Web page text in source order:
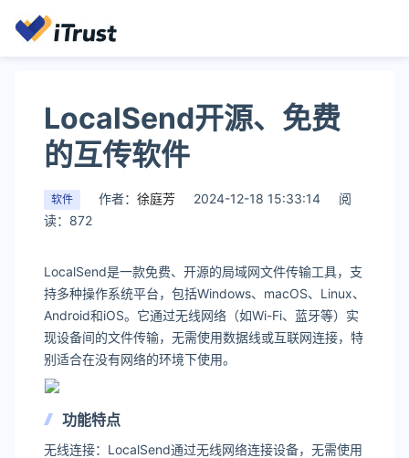
LocalSend开源、免费
的互传软件
软件 作者： 徐庭芳 2024-12-18 15:33:14
阅
读：872
‌LocalSend‌是一款免费、开源的局域网文件传输工具，支
持多种操作系统平台，包括Windows、macOS、Linux、
Android和iOS。它通过无线网络（如Wi-Fi、蓝牙等）实
现设备间的文件传输，无需使用数据线或互联网连接，特
别适合在没有网络的环境下使用‌。
功能特点
‌无线连接‌：LocalSend通过无线网络连接设备，无需使用